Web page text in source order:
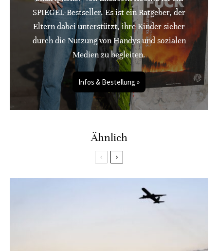
SPIEGEL-Bestseller. Es ist ein Ratgeber, der
Eltern dabei unterstützt, ihre Kinder sicher
durch die Nutzung von Handys und sozialen
Medien zu begleiten.
Infos & Bestellung »
Ähnlich